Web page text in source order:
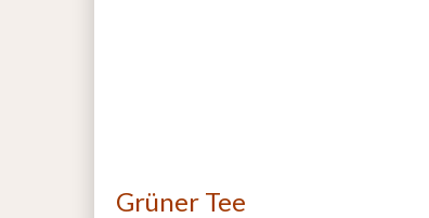
Grüner Tee